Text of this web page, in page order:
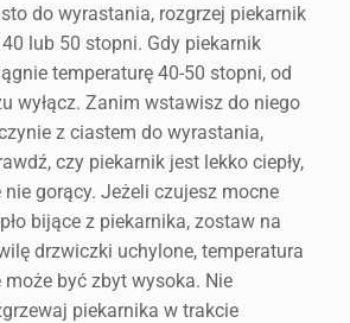
do wyrastania, rozgrzej piekarnik
lub 50 stopni. Gdy piekarnik
temperaturę 40-50 stopni, od
wyłącz. Zanim wstawisz do niego
z ciastem do wyrastania,
czy piekarnik jest lekko ciepły,
nie gorący. Jeżeli czujesz mocne
bijące z piekarnika, zostaw na
drzwiczki uchylone, temperatura
może być zbyt wysoka. Nie
piekarnika w trakcie